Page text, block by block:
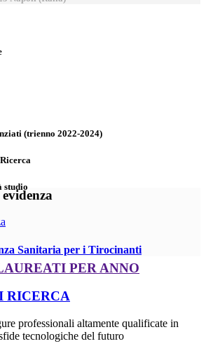
(trienno 2022-2024)
studio
Sanitaria per i Tirocinanti
PER ANNO
RICERCA
professionali altamente qualificate in
tecnologiche del futuro